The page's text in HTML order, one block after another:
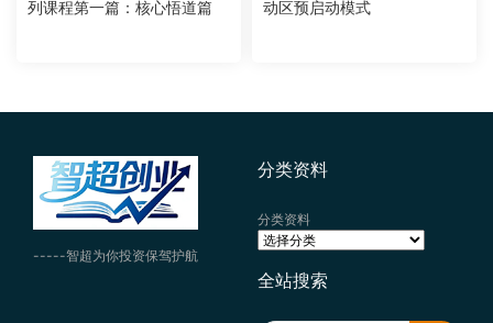
列课程第一篇：核心悟道篇
动区预启动模式
-----智超为你投资保驾护航
分类资料
分类资料
全站搜索